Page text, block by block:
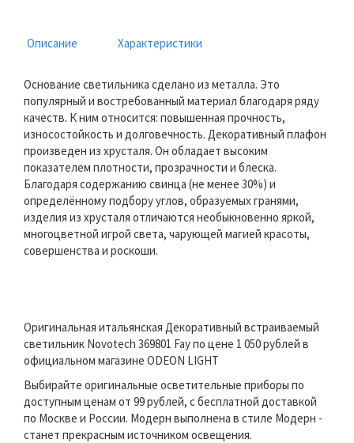
Описание Характеристики
Основание светильника сделано из металла. Это
популярный и востребованный материал благодаря ряду
качеств. К ним относится: повышенная прочность,
износостойкость и долговечность. Декоративный плафон
произведен из хрусталя. Он обладает высоким
показателем плотности, прозрачности и блеска.
Благодаря содержанию свинца (не менее 30%) и
определённому подбору углов, образуемых гранями,
изделия из хрусталя отличаются необыкновенно яркой,
многоцветной игрой света, чарующей магией красоты,
совершенства и роскоши.
Оригинальная итальянская Декоративный встраиваемый
светильник Novotech 369801 Fay по цене 1 050 рублей в
официальном магазине ODEON LIGHT
Выбирайте оригинальные осветительные приборы по
доступным ценам от 99 рублей, с бесплатной доставкой
по Москве и России. Модерн выполнена в стиле Модерн -
станет прекрасным источником освещения.